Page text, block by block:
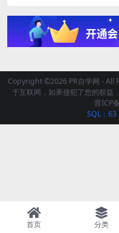
Copyright ©2026 PR自学网 - All
于互联网，如果侵犯了您的权益
晋ICP
SQL：63
首页 分类